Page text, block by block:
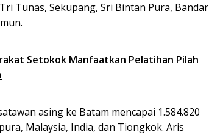
Tunas, Sekupang, Sri Bintan Pura, Bandar
Setokok Manfaatkan Pelatihan Pilah
asing ke Batam mencapai 1.584.820
Malaysia, India, dan Tiongkok. Aris